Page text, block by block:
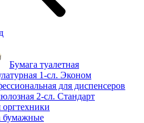
Бумага туалетная
1-сл. Эконом
для диспенсеров
2-сл. Стандарт
оргтехники
бумажные